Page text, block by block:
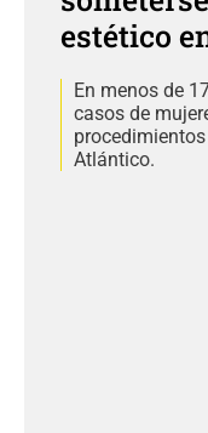
estético
En menos de
casos de
Atlántico.